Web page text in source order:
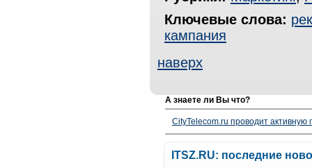
Ключевые слова:
кампания
наверх
А знаете ли Вы что?
CityTelecom.ru проводит активную
ITSZ.RU: последние